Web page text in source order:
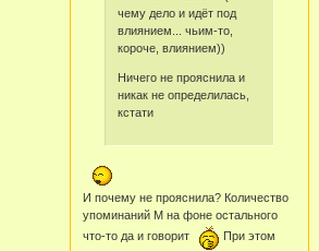
чему дело и идёт под
влиянием... чьим-то,
короче, влиянием))
Ничего не прояснила и
никак не определилась,
кстати
И почему не прояснила? Количество
упоминаний М на фоне остального
что-то да и говорит
При этом